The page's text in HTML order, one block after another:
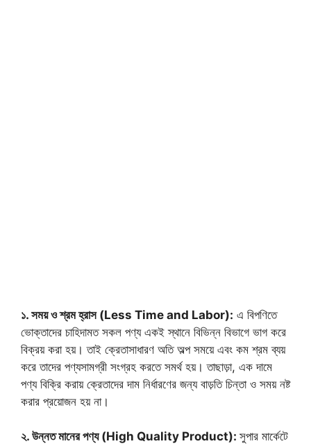
১. সময় ও শ্রম হ্রাস (Less Time and Labor): এ বিপণিতে
ভোক্তাদের চাহিদামত সকল পণ্য একই স্থানে বিভিন্ন বিভাগে ভাগ করে
বিক্রয় করা হয়। তাই ক্রেতাসাধারণ অতি অল্প সময়ে এবং কম শ্রম ব্যয়
করে তাদের পণ্যসামগ্রী সংগ্রহ করতে সমর্থ হয়। তাছাড়া, এক দামে
পণ্য বিক্রি করায় ক্রেতাদের দাম নির্ধারণের জন্য বাড়তি চিন্তা ও সময় নষ্ট
করার প্রয়োজন হয় না।
২. উন্নত মানের পণ্য (High Quality Product): সুপার মার্কেটে